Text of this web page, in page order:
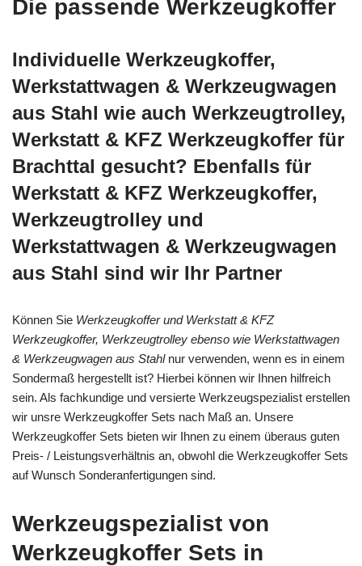
Die passende Werkzeugkoffer
Individuelle Werkzeugkoffer,
Werkstattwagen & Werkzeugwagen
aus Stahl wie auch Werkzeugtrolley,
Werkstatt & KFZ Werkzeugkoffer für
Brachttal gesucht? Ebenfalls für
Werkstatt & KFZ Werkzeugkoffer,
Werkzeugtrolley und
Werkstattwagen & Werkzeugwagen
aus Stahl sind wir Ihr Partner
Können Sie Werkzeugkoffer und Werkstatt & KFZ
Werkzeugkoffer, Werkzeugtrolley ebenso wie Werkstattwagen
& Werkzeugwagen aus Stahlnur verwenden, wenn es in einem
Sondermaß hergestellt ist? Hierbei können wir Ihnen hilfreich
sein. Als fachkundige und versierte Werkzeugspezialist erstellen
wir unsre Werkzeugkoffer Sets nach Maß an. Unsere
Werkzeugkoffer Sets bieten wir Ihnen zu einem überaus guten
Preis- / Leistungsverhältnis an, obwohl die Werkzeugkoffer Sets
auf Wunsch Sonderanfertigungen sind.
Werkzeugspezialist von
Werkzeugkoffer Sets in